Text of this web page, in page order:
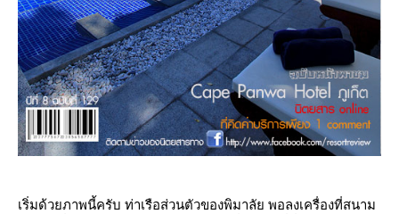
เริ่มด้วยภาพนี้ครับ ท่าเรือส่วนตัวของพิมาลัย พอลงเครื่องที่สนาม